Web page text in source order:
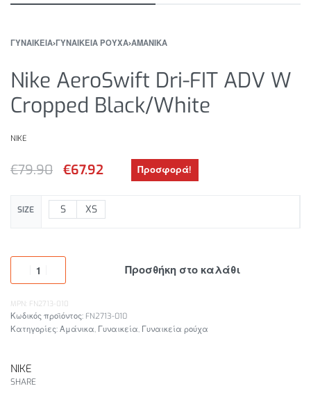
ΓΥΝΑΙΚΕΙΑ›ΓΥΝΑΙΚΕΙΑ ΡΟΥΧΑ›ΑΜΑΝΙΚΑ
Nike AeroSwift Dri-FIT ADV W
Cropped Black/White
NIKE
€79.90 €67.92 Προσφορά!
SIZE S XS
Προσθήκη στο καλάθι
MPN: FN2713-010
FN2713-010
Κατηγορίες: Αμάνικα, Γυναικεία, Γυναικεία ρούχα
NIKE
SHARE